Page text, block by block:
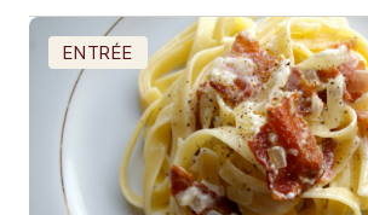
ENTRÉE